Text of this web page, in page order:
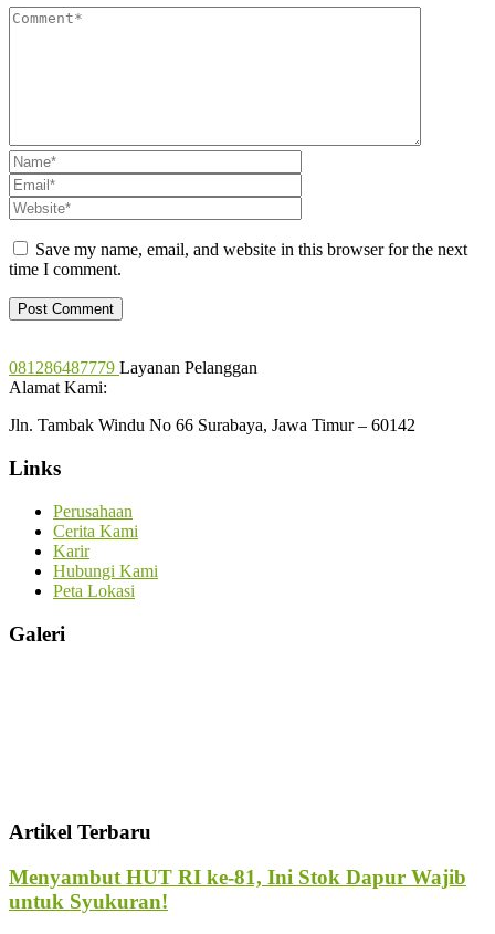
Save my name, email, and website in this browser for the next
time I comment.
081286487779 Layanan Pelanggan
Alamat Kami:
Jln. Tambak Windu No 66 Surabaya, Jawa Timur – 60142
Links
Perusahaan
Cerita Kami
Karir
Hubungi Kami
Peta Lokasi
Galeri
Artikel Terbaru
Menyambut HUT RI ke-81, Ini Stok Dapur Wajib
untuk Syukuran!